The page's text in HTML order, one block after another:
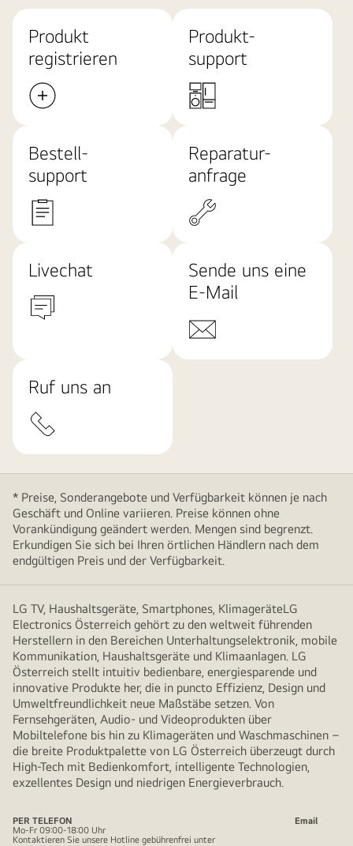
Produkt
registrieren
Produkt-
support
Bestell-
support
Reparatur-
anfrage
Livechat
Sende uns eine
E-Mail
Ruf uns an
* Preise, Sonderangebote und Verfügbarkeit können je nach
Geschäft und Online variieren. Preise können ohne
Vorankündigung geändert werden. Mengen sind begrenzt.
Erkundigen Sie sich bei Ihren örtlichen Händlern nach dem
endgültigen Preis und der Verfügbarkeit.
LG TV, Haushaltsgeräte, Smartphones, KlimageräteLG
Electronics Österreich gehört zu den weltweit führenden
Herstellern in den Bereichen Unterhaltungselektronik, mobile
Kommunikation, Haushaltsgeräte und Klimaanlagen. LG
Österreich stellt intuitiv bedienbare, energiesparende und
innovative Produkte her, die in puncto Effizienz, Design und
Umweltfreundlichkeit neue Maßstäbe setzen. Von
Fernsehgeräten, Audio- und Videoprodukten über
Mobiltelefone bis hin zu Klimageräten und Waschmaschinen –
die breite Produktpalette von LG Österreich überzeugt durch
High-Tech mit Bedienkomfort, intelligente Technologien,
exzellentes Design und niedrigen Energieverbrauch.
PER TELEFON
Email
Mo-Fr 09:00-18:00 Uhr
Kontaktieren Sie unsere Hotline gebührenfrei unter